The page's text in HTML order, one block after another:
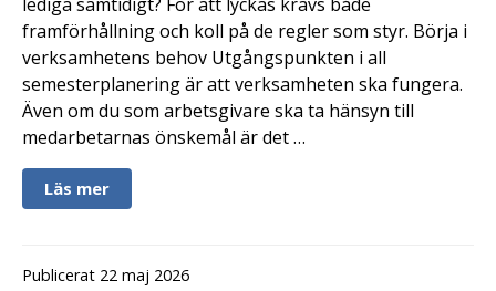
framförhållning och koll på de regler som styr. Börja i
verksamhetens behov Utgångspunkten i all
semesterplanering är att verksamheten ska fungera.
Även om du som arbetsgivare ska ta hänsyn till
medarbetarnas önskemål är det …
Läs mer
Publicerat 22 maj 2026